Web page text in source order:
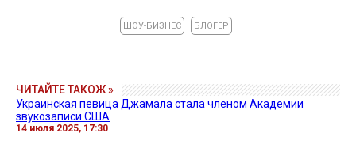
ШОУ-БИЗНЕС БЛОГЕР
ЧИТАЙТЕ ТАКОЖ »
Украинская певица Джамала стала членом Академии
звукозаписи США
14 июля 2025, 17:30